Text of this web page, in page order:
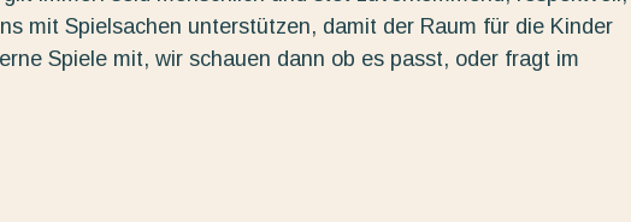
mit Spielsachen unterstützen, damit der Raum für die Kinder
Spiele mit, wir schauen dann ob es passt, oder fragt im